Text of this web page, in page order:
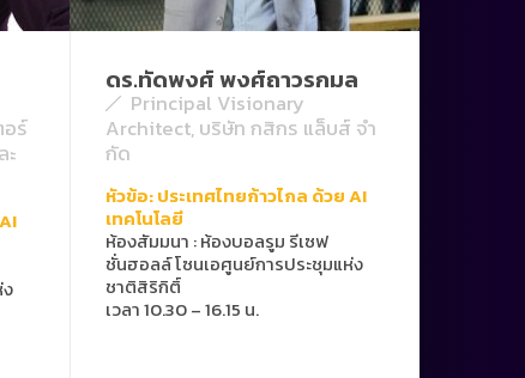
ร์
ดร.ทัดพงศ์ พงศ์ถาวรกมล
Principal Visionary
Architect, บริษัท กสิกร แล็บส์ จํา
กัด
หัวข้อ: ประเทศไทยก้าวไกล ด้วย AI
เทคโนโลยี
ห้องสัมมนา :ห้องบอลรูม รีเซฟ
ชั่นฮอลล์ โซนเอศูนย์การประชุมแห่ง
ชาติสิริกิติ์
เวลา 10.30 – 16.15 น.